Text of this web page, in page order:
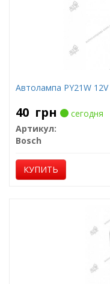
Автолампа PY21W
40 грн
сегодня
Артикул:
Bosch
КУПИТЬ